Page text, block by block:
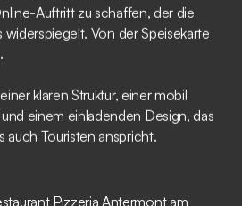
Auftritt zu schaffen, der die
widerspiegelt. Von der Speisekarte
klaren Struktur, einer mobil
einem einladenden Design, das
auch Touristen anspricht.